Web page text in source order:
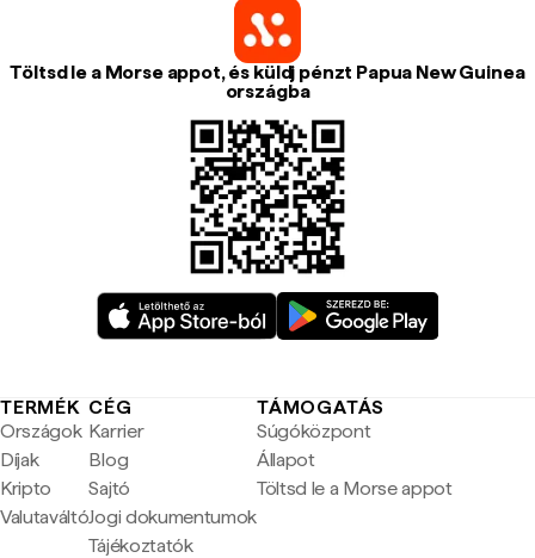
Töltsd le a Morse appot, és küldj pénzt Papua New Guinea
országba
TERMÉK
Országok
Díjak
Kripto
Valutaváltó
CÉG
Karrier
Blog
Sajtó
Jogi dokumentumok
Tájékoztatók
TÁMOGATÁS
Súgóközpont
Állapot
Töltsd le a Morse appot